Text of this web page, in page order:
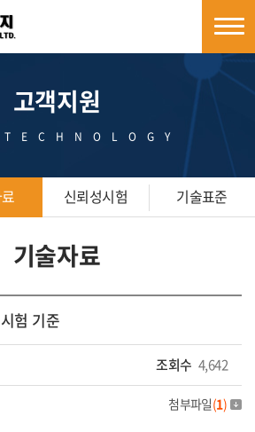
고객지원
신뢰성시험 기술표준
기술자료
험 기준
조회수 4,642
첨부파일(1)